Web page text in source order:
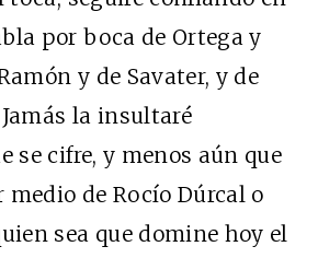
por boca de Ortega y
y de Savater, y de
la insultaré
se cifre, y menos aún que
medio de Rocío Dúrcal o
sea que domine hoy el